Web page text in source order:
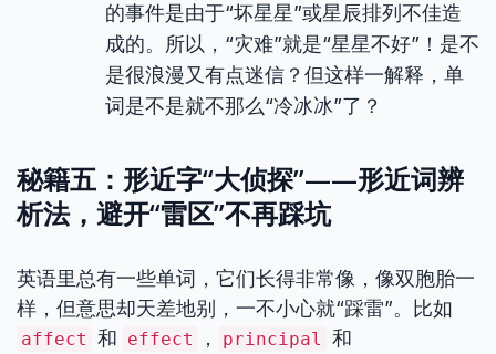
的事件是由于“坏星星”或星辰排列不佳造
成的。所以，“灾难”就是“星星不好”！是不
是很浪漫又有点迷信？但这样一解释，单
词是不是就不那么“冷冰冰”了？
秘籍五：形近字“大侦探”——形近词辨
析法，避开“雷区”不再踩坑
英语里总有一些单词，它们长得非常像，像双胞胎一
样，但意思却天差地别，一不小心就“踩雷”。比如
affect 和 effect ， principal 和